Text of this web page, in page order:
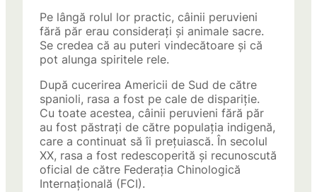
Pe lângă rolul lor practic, câinii peruvieni
fără păr erau considerați și animale sacre.
Se credea că au puteri vindecătoare și că
pot alunga spiritele rele.
După cucerirea Americii de Sud de către
spanioli, rasa a fost pe cale de dispariție.
Cu toate acestea, câinii peruvieni fără păr
au fost păstrați de către populația indigenă,
care a continuat să îi prețuiască. În secolul
XX, rasa a fost redescoperită și recunoscută
oficial de către Federația Chinologică
Internațională (FCI).